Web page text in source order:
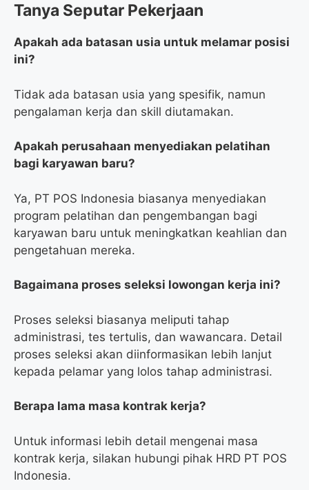
Tanya Seputar Pekerjaan
Apakah ada batasan usia untuk melamar posisi
ini?
Tidak ada batasan usia yang spesifik, namun
pengalaman kerja dan skill diutamakan.
Apakah perusahaan menyediakan pelatihan
bagi karyawan baru?
Ya, PT POS Indonesia biasanya menyediakan
program pelatihan dan pengembangan bagi
karyawan baru untuk meningkatkan keahlian dan
pengetahuan mereka.
Bagaimana proses seleksi lowongan kerja ini?
Proses seleksi biasanya meliputi tahap
administrasi, tes tertulis, dan wawancara. Detail
proses seleksi akan diinformasikan lebih lanjut
kepada pelamar yang lolos tahap administrasi.
Berapa lama masa kontrak kerja?
Untuk informasi lebih detail mengenai masa
kontrak kerja, silakan hubungi pihak HRD PT POS
Indonesia.